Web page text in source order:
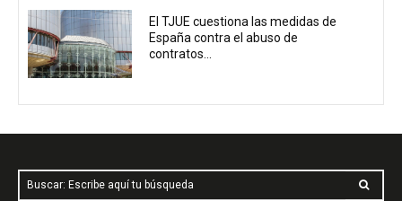
El TJUE cuestiona las medidas de
España contra el abuso de
contratos...
Buscar: Escribe aquí tu búsqueda